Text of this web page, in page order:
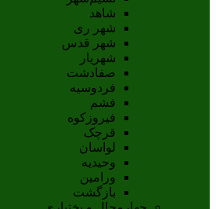
شاهد
شهر ری
شهر قدس
شهریار
صفادشت
فردوسیه
فشم
فیروزکوه
قرچک
لواسان
وحیدیه
ورامین
بازگشت